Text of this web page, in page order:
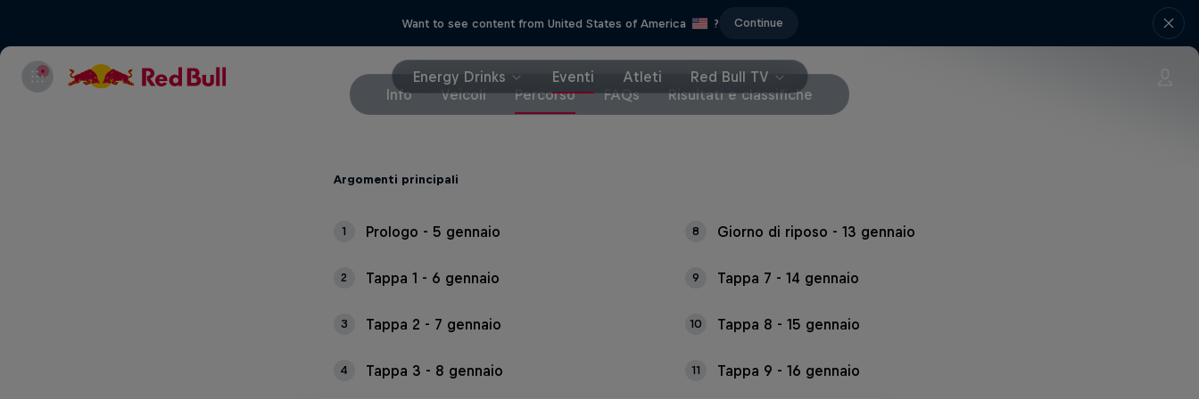
Want to see content from United States of America ? Continue
Energy Drinks Eventi Atleti
Red Bull TV
Info
Veicoli Percorso FAQs Risultati e classifiche
Argomenti principali
1 Prologo - 5 gennaio
2 Tappa 1 - 6 gennaio
3 Tappa 2 - 7 gennaio
4 Tappa 3 - 8 gennaio
8 Giorno di riposo - 13 gennaio
9 Tappa 7 - 14 gennaio
10 Tappa 8 - 15 gennaio
11 Tappa 9 - 16 gennaio